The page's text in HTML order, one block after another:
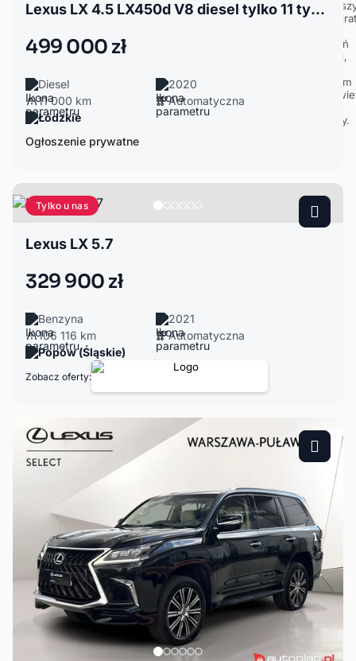
Lexus LX 4.5 LX450d V8 diesel tylko 11 tys km przebieg !!!
499 000 zł
Diesel
2020
11 000 km
Automatyczna
Łódzkie
Ogłoszenie prywatne
Tylko u nas
Lexus LX 5.7
329 900 zł
Benzyna
2021
106 116 km
Automatyczna
Popów (Śląskie)
Zobacz oferty: